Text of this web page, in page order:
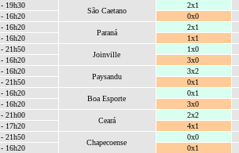
19h30
São Caetano
2x1
16h20
0x0
16h20
Paraná
2x1
16h20
1x1
21h50
Joinville
1x0
16h20
3x0
16h20
Paysandu
3x2
21h50
0x1
16h20
Boa Esporte
0x1
16h20
3x0
21h00
Ceará
2x2
17h20
4x1
21h50
Chapecoense
0x0
16h20
0x1